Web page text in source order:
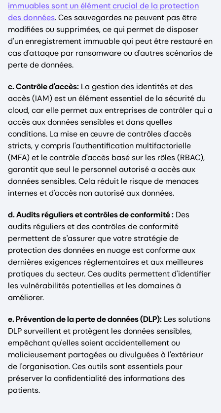
immuables sont un élément crucial de la protection
des données. Ces sauvegardes ne peuvent pas être
modifiées ou supprimées, ce qui permet de disposer
d'un enregistrement immuable qui peut être restauré en
cas d'attaque par ransomware ou d'autres scénarios de
perte de données.
c. Contrôle d'accès: La gestion des identités et des
accès (IAM) est un élément essentiel de la sécurité du
cloud, car elle permet aux entreprises de contrôler qui a
accès aux données sensibles et dans quelles
conditions. La mise en œuvre de contrôles d'accès
stricts, y compris l'authentification multifactorielle
(MFA) et le contrôle d'accès basé sur les rôles (RBAC),
garantit que seul le personnel autorisé a accès aux
données sensibles. Cela réduit le risque de menaces
internes et d'accès non autorisé aux données.
d. Audits réguliers et contrôles de conformité : Des
audits réguliers et des contrôles de conformité
permettent de s'assurer que votre stratégie de
protection des données en nuage est conforme aux
dernières exigences réglementaires et aux meilleures
pratiques du secteur. Ces audits permettent d'identifier
les vulnérabilités potentielles et les domaines à
améliorer.
e. Prévention de la perte de données (DLP): Les solutions
DLP surveillent et protègent les données sensibles,
empêchant qu'elles soient accidentellement ou
malicieusement partagées ou divulguées à l'extérieur
de l'organisation. Ces outils sont essentiels pour
préserver la confidentialité des informations des
patients.